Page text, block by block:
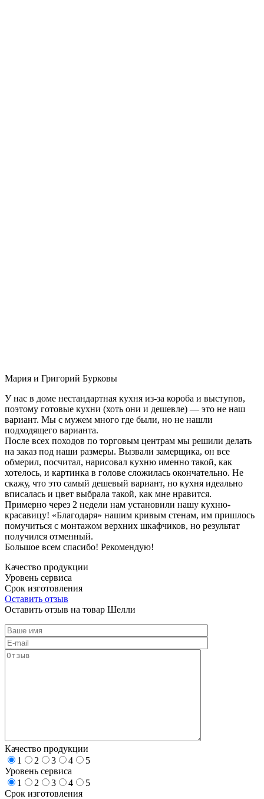
Мария и Григорий Бурковы
У нас в доме нестандартная кухня из-за короба и выступов,
поэтому готовые кухни (хоть они и дешевле) — это не наш
вариант. Мы с мужем много где были, но не нашли
подходящего варианта.
После всех походов по торговым центрам мы решили делать
на заказ под наши размеры. Вызвали замерщика, он все
обмерил, посчитал, нарисовал кухню именно такой, как
хотелось, и картинка в голове сложилась окончательно. Не
скажу, что это самый дешевый вариант, но кухня идеально
вписалась и цвет выбрала такой, как мне нравится.
Примерно через 2 недели нам установили нашу кухню-
красавицу! «Благодаря» нашим кривым стенам, им пришлось
помучиться с монтажом верхних шкафчиков, но результат
получился отменный.
Большое всем спасибо! Рекомендую!
Качество продукции
Уровень сервиса
Срок изготовления
Оставить отзыв
Оставить отзыв на товар Шелли
Качество продукции
1
2 3 4
5
Уровень сервиса
1
2 3 4
5
Срок изготовления